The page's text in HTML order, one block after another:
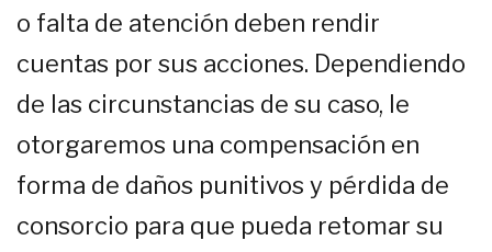
o falta de atención deben rendir
cuentas por sus acciones. Dependiendo
de las circunstancias de su caso, le
otorgaremos una compensación en
forma de daños punitivos y pérdida de
consorcio para que pueda retomar su